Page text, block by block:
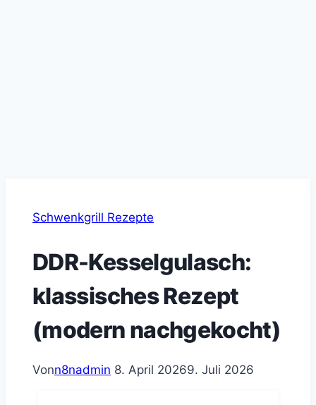
Schwenkgrill Rezepte
DDR-Kesselgulasch:
klassisches Rezept
(modern nachgekocht)
Vonn8nadmin 8. April 20269. Juli 2026